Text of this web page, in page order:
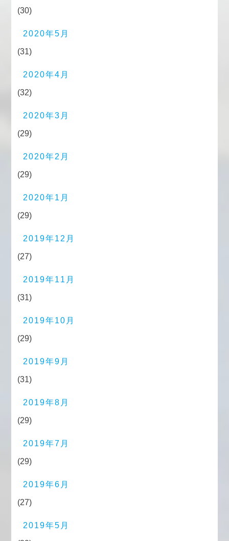
(30)
2020年5月
(31)
2020年4月
(32)
2020年3月
(29)
2020年2月
(29)
2020年1月
(29)
2019年12月
(27)
2019年11月
(31)
2019年10月
(29)
2019年9月
(31)
2019年8月
(29)
2019年7月
(29)
2019年6月
(27)
2019年5月